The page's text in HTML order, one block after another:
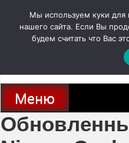
содержимому
Новости про современные
и
Меню
Мы используем куки для
нашего сайта. Если Вы
будем считать что Вас